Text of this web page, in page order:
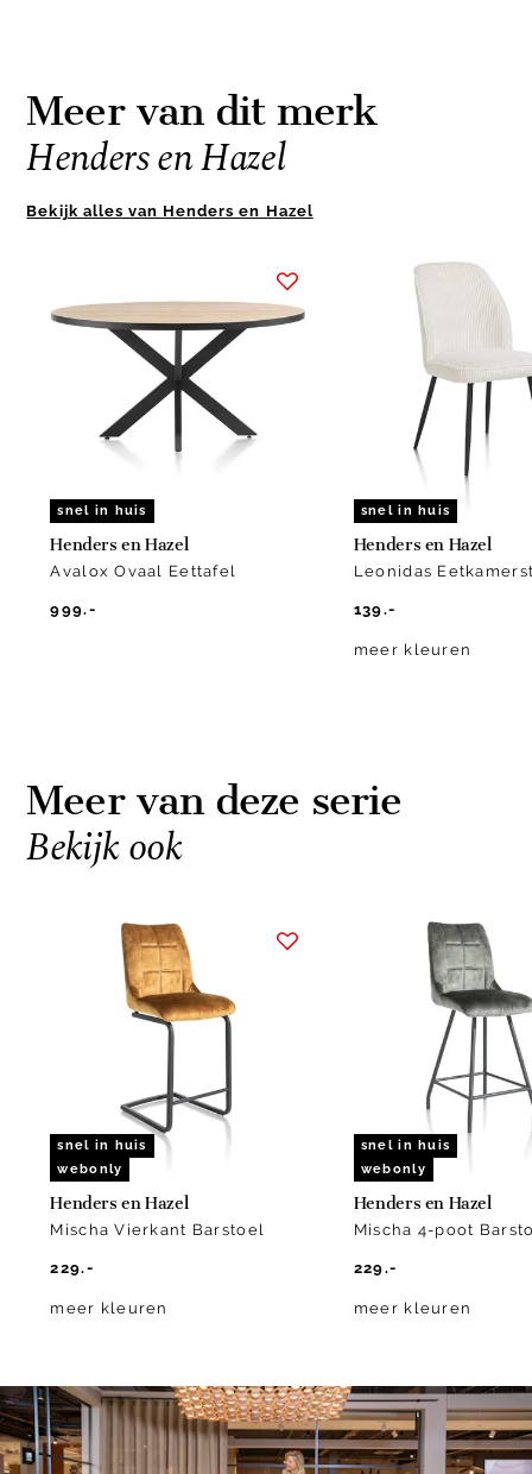
Meer van dit merk
Henders en Hazel
Bekijk alles van Henders en Hazel
snel in huis
Henders en Hazel
Avalox Ovaal Eettafel
999.-
snel in huis
Henders en Hazel
Leonidas
139.-
meer kleuren
Meer van deze serie
Bekijk ook
snel in huis
webonly
Henders en Hazel
Mischa Vierkant Barstoel
229.-
meer kleuren
snel in huis
webonly
Henders en Hazel
Mischa 4-poot
229.-
meer kleuren